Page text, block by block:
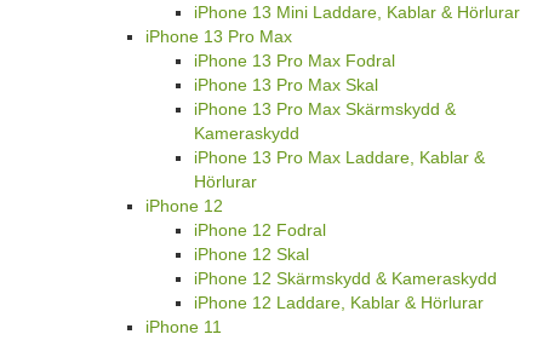
iPhone 13 Mini Laddare, Kablar & Hörlurar
iPhone 13 Pro Max
iPhone 13 Pro Max Fodral
iPhone 13 Pro Max Skal
iPhone 13 Pro Max Skärmskydd &
Kameraskydd
iPhone 13 Pro Max Laddare, Kablar &
Hörlurar
iPhone 12
iPhone 12 Fodral
iPhone 12 Skal
iPhone 12 Skärmskydd & Kameraskydd
iPhone 12 Laddare, Kablar & Hörlurar
iPhone 11